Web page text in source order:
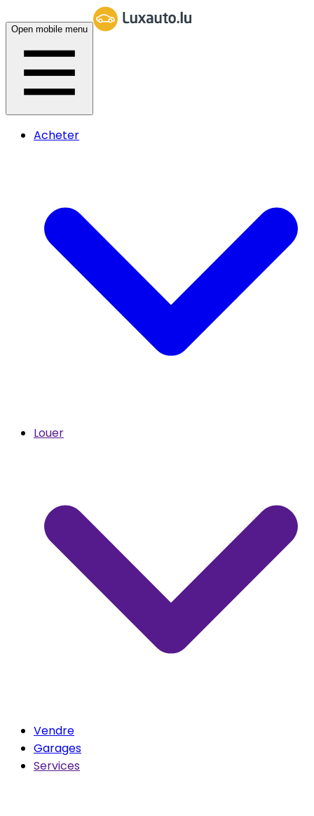
Open mobile menu
Acheter
Louer
Vendre
Garages
Services